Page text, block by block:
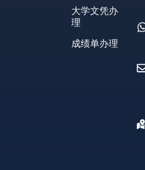
大学文凭办
理
成绩单办理